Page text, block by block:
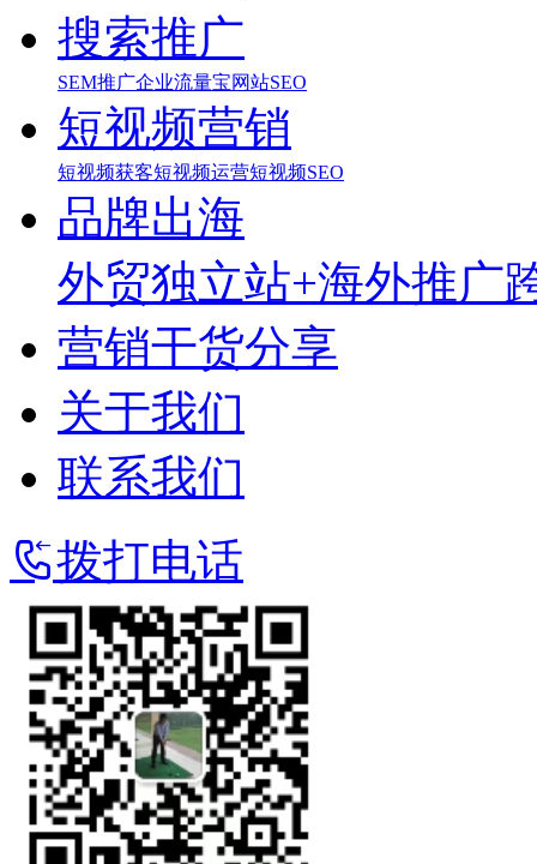
搜索推广
SEM推广企业流量宝网站SEO
短视频营销
短视频获客短视频运营短视频SEO
品牌出海
外贸独立站+海外推广
营销干货分享
关于我们
联系我们
拨打电话